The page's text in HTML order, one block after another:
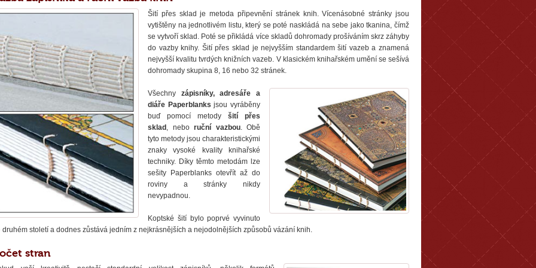
Šití přes sklad je metoda připevnění stránek knih. Vícenásobné stránky jsou
vytištěny na jednotlivém listu, který se poté naskládá na sebe jako tkanina, čímž
se vytvoří sklad. Poté se přikládá více skladů dohromady prošíváním skrz záhyby
do vazby knihy. Šití přes sklad je nejvyšším standardem šití vazeb a znamená
nejvyšší kvalitu tvrdých knižních vazeb. V klasickém knihařském umění se sešívá
dohromady skupina 8, 16 nebo 32 stránek.
Všechny zápisníky, adresáře a
diáře Paperblanks jsou vyráběny
buď pomocí metody šití přes
sklad , nebo ruční vazbou. Obě
tyto metody jsou charakteristickými
znaky vysoké kvality knihařské
techniky. Díky těmto metodám lze
sešity Paperblanks otevřít až do
roviny a stránky nikdy
nevypadnou.
Koptské šití bylo poprvé vyvinuto
druhém století a dodnes zůstává jedním z nejkrásnějších a nejodolnějších způsobů vázání knih.
stran